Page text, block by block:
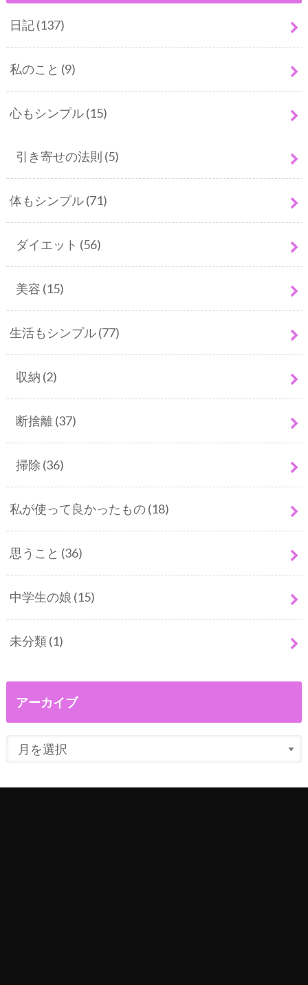
日記(137)
私のこと (9)
心もシンプル(15)
引き寄せの法則 (5)
体もシンプル(71)
ダイエット (56)
美容 (15)
生活もシンプル(77)
収納 (2)
断捨離(37)
掃除 (36)
私が使って良かったもの(18)
思うこと (36)
中学生の娘 (15)
未分類(1)
アーカイブ